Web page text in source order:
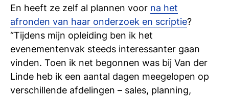
En heeft ze zelf al plannen voor na het
afronden van haar onderzoek en scriptie?
“Tijdens mijn opleiding ben ik het
evenementenvak steeds interessanter gaan
vinden. Toen ik net begonnen was bij Van der
Linde heb ik een aantal dagen meegelopen op
verschillende afdelingen – sales, planning,